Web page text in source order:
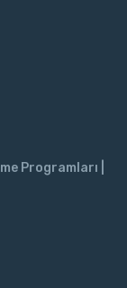
Programları |